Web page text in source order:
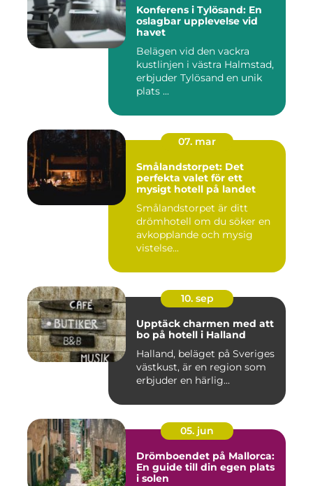
Konferens i Tylösand: En
oslagbar upplevelse vid
havet
Belägen vid den vackra
kustlinjen i västra Halmstad,
erbjuder Tylösand en unik
plats ...
07. mar
Smålandstorpet: Det
perfekta valet för ett
mysigt hotell på landet
Smålandstorpet är ditt
drömhotell om du söker en
avkopplande och mysig
vistelse...
10. sep
Upptäck charmen med att
bo på hotell i Halland
Halland, beläget på Sveriges
västkust, är en region som
erbjuder en härlig...
05. jun
Drömboendet på Mallorca:
En guide till din egen plats
i solen